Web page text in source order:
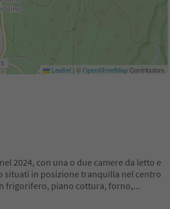
Leaflet | ©OpenStreetMapContributors
2024, con una o due camere da letto e
situati in posizione tranquilla nel centro
frigorifero, piano cottura, forno,...